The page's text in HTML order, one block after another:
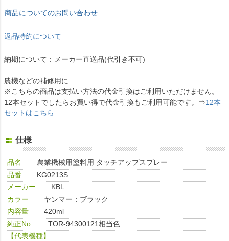
商品についてのお問い合わせ
返品特約について
納期について：メーカー直送品(代引き不可)
農機などの補修用に
※こちらの商品は支払い方法の代金引換はご利用いただけません。
12本セットでしたらお買い得で代金引換もご利用可能です。⇒12本
セットはこちら
仕様
品名
農業機械用塗料用 タッチアップスプレー
品番
KG0213S
メーカー
KBL
カラー
ヤンマー：ブラック
内容量
420ml
純正No.
TOR-94300121相当色
【代表機種】